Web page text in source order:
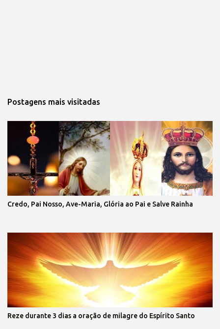
Postagens mais visitadas
Credo, Pai Nosso, Ave-Maria, Glória ao Pai e Salve Rainha
Reze durante 3 dias a oração de milagre do Espírito Santo